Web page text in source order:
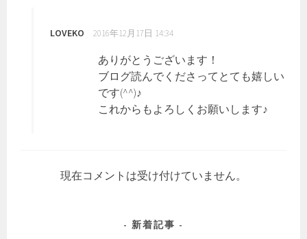
LOVEKO 2016年12月17日 14:34
ありがとうございます！
ブログ読んでくださってとても嬉しい
です(^^)♪
これからもよろしくお願いします♪
現在コメントは受け付けていません。
新着記事